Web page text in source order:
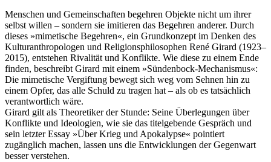
Menschen und Gemeinschaften begehren Objekte nicht um ihrer
selbst willen – sondern sie imitieren das Begehren anderer. Durch
dieses »mimetische Begehren«, ein Grundkonzept im Denken des
Kulturanthropologen und Religionsphilosophen René Girard (1923–
2015), entstehen Rivalität und Konflikte. Wie diese zu einem Ende
finden, beschreibt Girard mit einem »Sündenbock-Mechanismus«:
Die mimetische Vergiftung bewegt sich weg vom Sehnen hin zu
einem Opfer, das alle Schuld zu tragen hat – als ob es tatsächlich
verantwortlich wäre.
Girard gilt als Theoretiker der Stunde: Seine Überlegungen über
Konflikte und Ideologien, wie sie das titelgebende Gespräch und
sein letzter Essay »Über Krieg und Apokalypse« pointiert
zugänglich machen, lassen uns die Entwicklungen der Gegenwart
besser verstehen.